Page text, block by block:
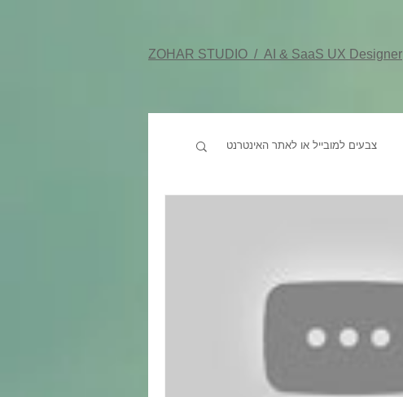
ZOHAR STUDIO / AI & SaaS UX Designer
צבעים למובייל או לאתר האינטרנט